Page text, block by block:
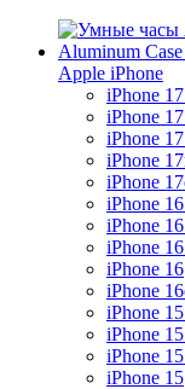
Apple iPhone
iPhone
iPhone
iPhone
iPhone 17
iPhone
iPhone
iPhone
iPhone
iPhone 16
iPhone
iPhone
iPhone
iPhone
iPhone 15